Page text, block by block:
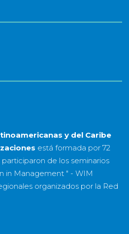
y del Caribe
está formada por 72
participaron de los seminarios
in Management " - WIM
organizados por la Red